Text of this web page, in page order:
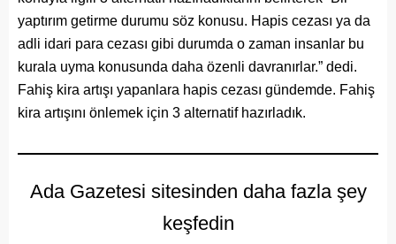
yaptırım getirme durumu söz konusu. Hapis cezası ya da
adli idari para cezası gibi durumda o zaman insanlar bu
kurala uyma konusunda daha özenli davranırlar.” dedi.
Fahiş kira artışı yapanlara hapis cezası gündemde. Fahiş
kira artışını önlemek için 3 alternatif hazırladık.
Ada Gazetesi sitesinden daha fazla şey
keşfedin